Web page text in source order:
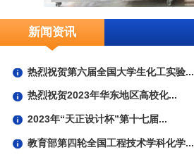
新闻资讯
热烈祝贺第六届全国大学生化工实验...
热烈祝贺2023年华东地区高校化...
2023年“天正设计杯”第十七届...
教育部第四轮全国工程技术学科化学...